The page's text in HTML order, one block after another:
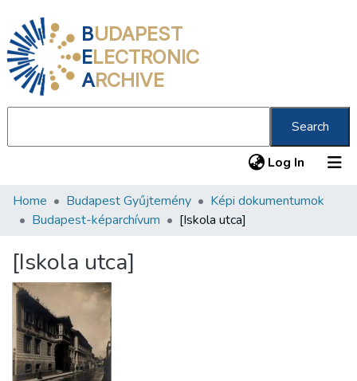
BUDAPEST
ELECTRONIC
ARCHIVE
Search
Log In (current)
Communities & Collections
Statistics
About us
Home Budapest Gyűjtemény
Képi dokumentumok
Budapest-képarchívum
[Iskola utca]
[Iskola utca]